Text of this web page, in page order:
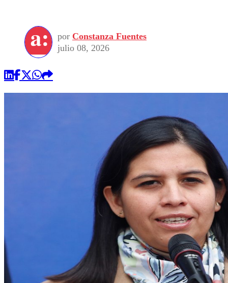
Torneo Internacional
Torneo Nacional
Internacional
Nacional
Programas
Comercial
por Constanza Fuentes
julio 08, 2026